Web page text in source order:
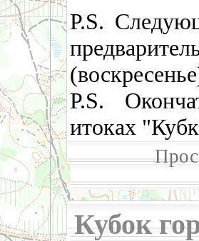
P.S.
P.S.
итоках
Кубок